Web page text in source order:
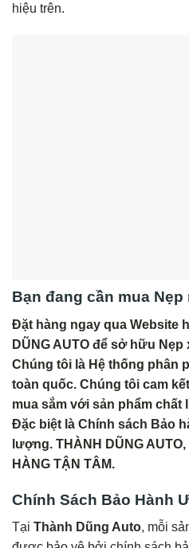
hiệu trên.
Bạn đang cần mua
Đặt hàng ngay qua Website
DŨNG AUTO để sở hữu
Chúng tôi là Hệ thống phân
toàn quốc. Chúng tôi cam
mua sắm với sản phẩm
Đặc biệt là Chính sách Bảo
lượng. THÀNH DŨNG AUTO,
HÀNG TẬN TÂM.
Chính Sách Bảo Hành
Tại Thành Dũng Auto, mỗi